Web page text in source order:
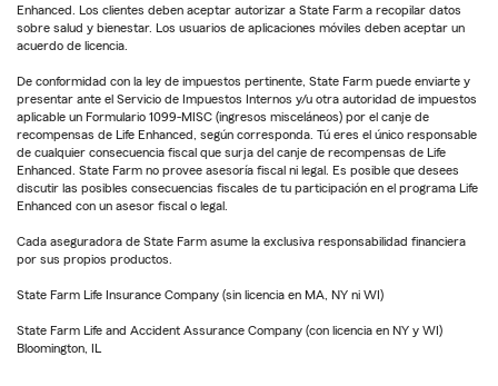
Enhanced. Los clientes deben aceptar autorizar a State Farm a recopilar datos
sobre salud y bienestar. Los usuarios de aplicaciones móviles deben aceptar un
acuerdo de licencia.
De conformidad con la ley de impuestos pertinente, State Farm puede enviarte y
presentar ante el Servicio de Impuestos Internos y/u otra autoridad de impuestos
aplicable un Formulario 1099-MISC (ingresos misceláneos) por el canje de
recompensas de Life Enhanced, según corresponda. Tú eres el único responsable
de cualquier consecuencia fiscal que surja del canje de recompensas de Life
Enhanced. State Farm no provee asesoría fiscal ni legal. Es posible que desees
discutir las posibles consecuencias fiscales de tu participación en el programa Life
Enhanced con un asesor fiscal o legal.
Cada aseguradora de State Farm asume la exclusiva responsabilidad financiera
por sus propios productos.
State Farm Life Insurance Company (sin licencia en MA, NY ni WI)
State Farm Life and Accident Assurance Company (con licencia en NY y WI)
Bloomington, IL